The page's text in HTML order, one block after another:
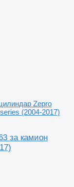
Zepro
(2004-2017)
за камион